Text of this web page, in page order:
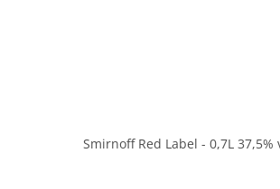
Smirnoff Red Label - 0,7L 37,5%